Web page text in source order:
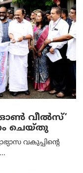
ഓൺ വീൽസ്’
ചെയ്തു
വകുപ്പിന്റെ